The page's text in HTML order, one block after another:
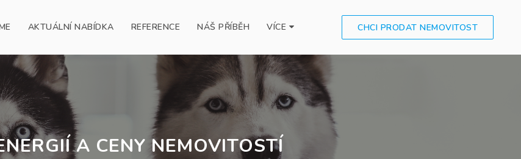
AKTUÁLNÍ NABÍDKA REFERENCE NÁŠ PŘÍBĚH VÍCE CHCI PRODAT NEMOVITOST
A CENY NEMOVITOSTÍ